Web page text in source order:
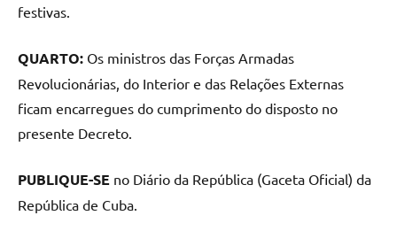
festivas.
QUARTO: Os ministros das Forças Armadas
Revolucionárias, do Interior e das Relações Externas
ficam encarregues do cumprimento do disposto no
presente Decreto.
PUBLIQUE-SE no Diário da República (Gaceta Oficial) da
República de Cuba.